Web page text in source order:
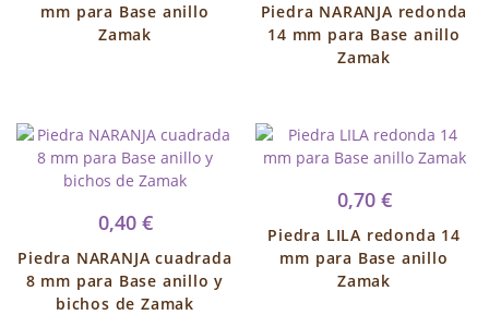
mm para Base anillo
Zamak
Piedra NARANJA redonda
14 mm para Base anillo
Zamak
0,40 €
Piedra NARANJA cuadrada
8 mm para Base anillo y
bichos de Zamak
0,70 €
Piedra LILA redonda 14
mm para Base anillo
Zamak